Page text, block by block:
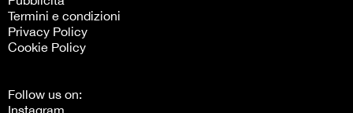
Termini e condizioni
Privacy Policy
Cookie Policy
Follow us on:
Instagram